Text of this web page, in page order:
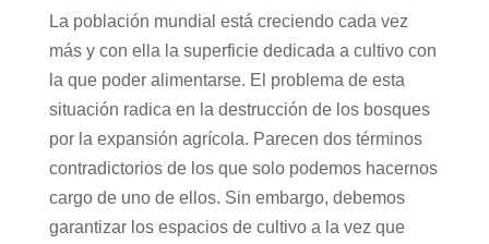
La población mundial está creciendo cada vez
más y con ella la superficie dedicada a cultivo con
la que poder alimentarse. El problema de esta
situación radica en la destrucción de los bosques
por la expansión agrícola. Parecen dos términos
contradictorios de los que solo podemos hacernos
cargo de uno de ellos. Sin embargo, debemos
garantizar los espacios de cultivo a la vez que